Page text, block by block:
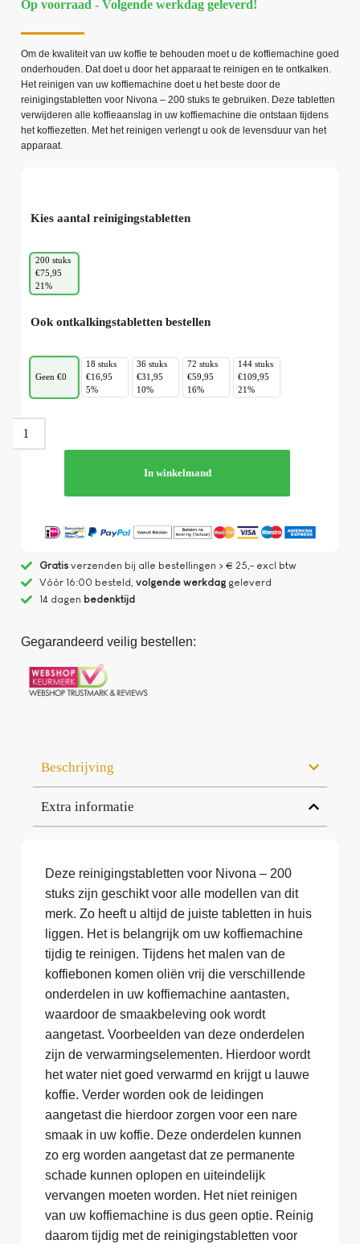
Op voorraad - Volgende werkdag geleverd!
Om de kwaliteit van uw koffie te behouden moet u de koffiemachine goed
onderhouden. Dat doet u door het apparaat te reinigen en te ontkalken.
Het reinigen van uw koffiemachine doet u het beste door de
reinigingstabletten voor Nivona – 200 stuks te gebruiken. Deze tabletten
verwijderen alle koffieaanslag in uw koffiemachine die ontstaan tijdens
het koffiezetten. Met het reinigen verlengt u ook de levensduur van het
apparaat.
Kies aantal reinigingstabletten
200 stuks
€75,95
21%
Ook ontkalkingstabletten bestellen
Geen €0
18 stuks
€16,95
5%
36 stuks
€31,95
10%
72 stuks
€59,95
16%
144 stuks
€109,95
21%
In winkelmand
Gratisverzenden bij alle bestellingen > € 25,- excl btw
Vòòr 16:00 besteld, volgende werkdaggeleverd
14 dagen bedenktijd
Gegarandeerd veilig bestellen:
Beschrijving
Extra informatie
Deze reinigingstabletten voor Nivona – 200
stuks zijn geschikt voor alle modellen van dit
merk. Zo heeft u altijd de juiste tabletten in huis
liggen. Het is belangrijk om uw koffiemachine
tijdig te reinigen. Tijdens het malen van de
koffiebonen komen oliën vrij die verschillende
onderdelen in uw koffiemachine aantasten,
waardoor de smaakbeleving ook wordt
aangetast. Voorbeelden van deze onderdelen
zijn de verwarmingselementen. Hierdoor wordt
het water niet goed verwarmd en krijgt u lauwe
koffie. Verder worden ook de leidingen
aangetast die hierdoor zorgen voor een nare
smaak in uw koffie. Deze onderdelen kunnen
zo erg worden aangetast dat ze permanente
schade kunnen oplopen en uiteindelijk
vervangen moeten worden. Het niet reinigen
van uw koffiemachine is dus geen optie. Reinig
daarom tijdig met de reinigingstabletten voor